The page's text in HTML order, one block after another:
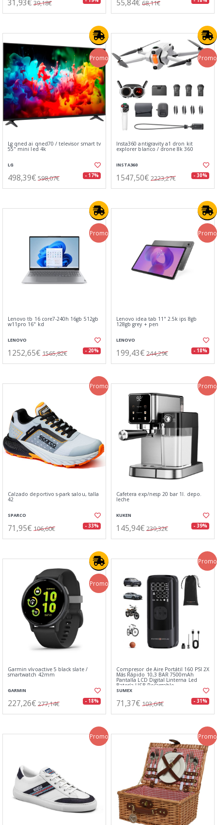
31,93€ 39,18€ 55,84€ 68,11€
Promo
Lg qned ai qned70 / televisor smart tv
55" mini led 4k
LG
498,39€ 598,07€ - 17%
Promo
Insta360 antigravity a1 dron kit
explorer blanco / drone 8k 360
INSTA360
1547,50€ 2223,27€ - 30%
Promo
Lenovo tb 16 core7-240h 16gb 512gb
w11pro 16" kd
LENOVO
1252,65€ 1565,82€ - 20%
Promo
Lenovo idea tab 11" 2.5k ips 8gb
128gb grey + pen
LENOVO
199,43€ 244,29€ - 18%
Promo
Calzado deportivo s-park salou, talla
42
SPARCO
71,95€ 106,60€ - 33%
Promo
Cafetera exp/nesp 20 bar 1l. depo.
leche
KUKEN
145,94€ 239,32€ - 39%
Promo
Garmin vívoactive 5 black slate /
smartwatch 42mm
GARMIN
227,26€ 277,14€ - 18%
Promo
Compresor de Aire Portátil 160 PSI 2X
Más Rápido 10,3 BAR 7500mAh
Pantalla LCD Digital Linterna Led
Batería USB Recargable
SUMEX
71,37€ 103,64€ - 31%
Promo Promo